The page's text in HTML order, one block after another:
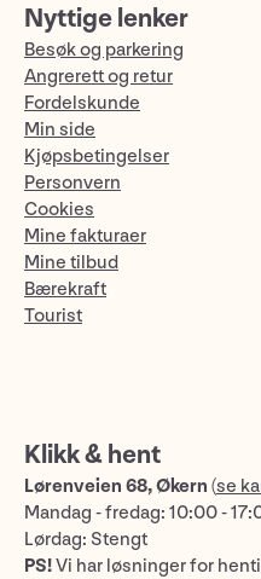
Nyttige lenker
Besøk og parkering
Angrerett og retur
Fordelskunde
Min side
Kjøpsbetingelser
Personvern
Cookies
Mine fakturaer
Mine tilbud
Bærekraft
Tourist
Klikk & hent
Lørenveien 68, Økern (se
Mandag - fredag: 10:00 -
Lørdag: Stengt
PS!Vi har løsninger for